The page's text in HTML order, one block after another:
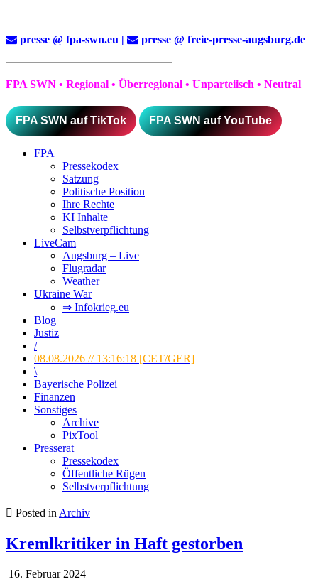
presse @ fpa-swn.eu | presse @ freie-presse-augsburg.de
FPA SWN • Regional • Überregional • Unparteiisch • Neutral
FPA SWN auf TikTok FPA SWN auf YouTube
FPA
Pressekodex
Satzung
Politische Position
Ihre Rechte
KI Inhalte
Selbstverpflichtung
LiveCam
Augsburg – Live
Flugradar
Weather
Ukraine War
⇒ Infokrieg.eu
Blog
Justiz
/
08.08.2026 // 13:16:18 [CET/GER]
\
Bayerische Polizei
Finanzen
Sonstiges
Archive
PixTool
Presserat
Pressekodex
Öffentliche Rügen
Selbstverpflichtung
Posted in Archiv
Kremlkritiker in Haft gestorben
16. Februar 2024